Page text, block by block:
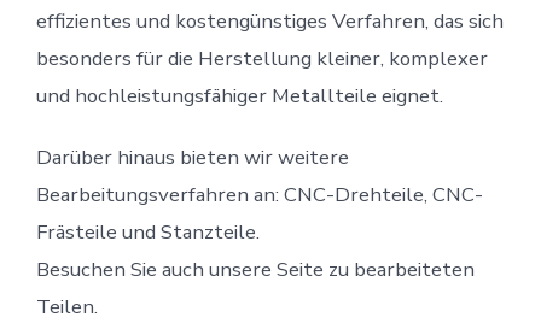
effizientes und kostengünstiges Verfahren, das sich
besonders für die Herstellung kleiner, komplexer
und hochleistungsfähiger Metallteile eignet.
Darüber hinaus bieten wir weitere
Bearbeitungsverfahren an: CNC-Drehteile, CNC-
Frästeile und Stanzteile.
Besuchen Sie auch unsere Seite zu bearbeiteten
Teilen.